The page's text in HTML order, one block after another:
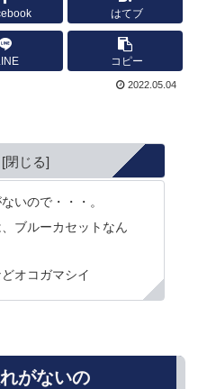
はてブ
コピー
2022.05.04
いので・・・。
ブルーカセットなん
オコガマシイ
がないの